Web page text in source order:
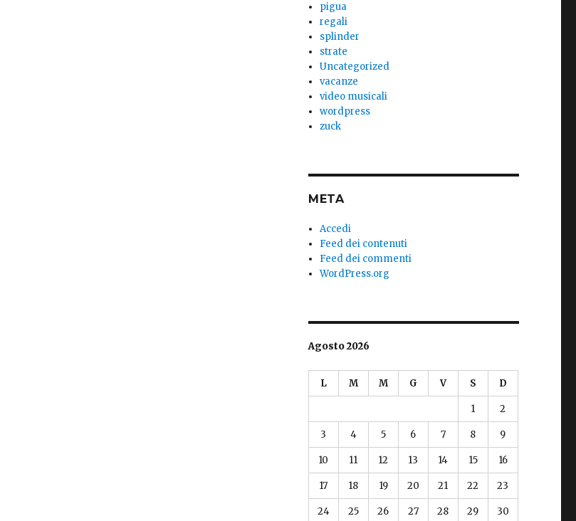
pigua
regali
splinder
strate
Uncategorized
vacanze
video musicali
wordpress
zuck
META
Accedi
Feed dei contenuti
Feed dei commenti
WordPress.org
Agosto 2026
L M M G V S D
1 2
3 4 5 6 7 8 9
10 11 12 13 14 15 16
17 18 19 20 21 22 23
24 25 26 27 28 29 30